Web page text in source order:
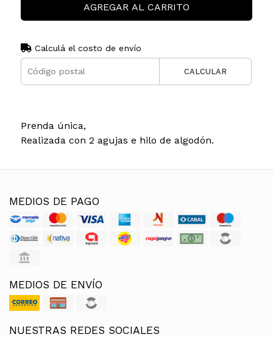
AGREGAR AL CARRITO
Calculá el costo de envío
CALCULAR
Prenda única,
Realizada con 2 agujas e hilo de algodón.
MEDIOS DE PAGO
MEDIOS DE ENVÍO
NUESTRAS REDES SOCIALES